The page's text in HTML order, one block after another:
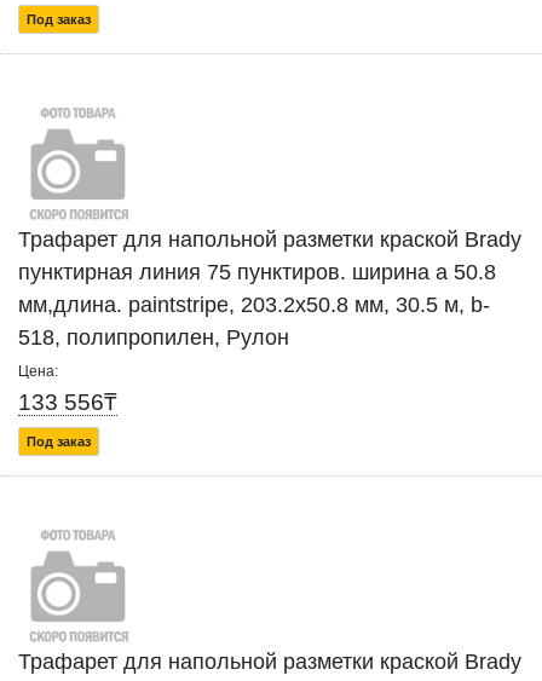
Под заказ
Трафарет для напольной разметки краской Brady
пунктирная линия 75 пунктиров. ширина а 50.8
мм,длина. paintstripe, 203.2x50.8 мм, 30.5 м, b-
518, полипропилен, Рулон
Цена:
133 556₸
Под заказ
Трафарет для напольной разметки краской Brady